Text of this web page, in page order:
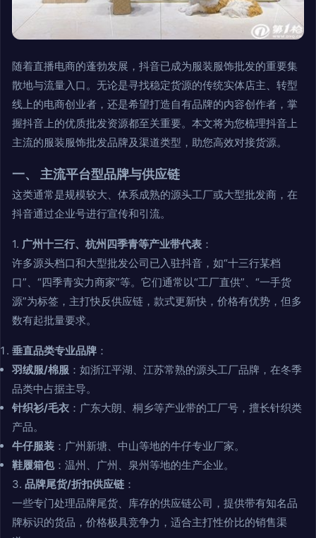
随着直播电商的蓬勃发展，抖音已成为服装服饰批发的重要集
散地与流量入口。无论是寻找稳定货源的传统实体店主、转型
线上的电商创业者，还是希望打造自有品牌的内容创作者，掌
握抖音上的优质批发资源都至关重要。本文将为您梳理抖音上
主流的服装服饰批发品牌及渠道类型，助您高效对接货源。
一、 主流平台型品牌与供应链
这类通常是规模较大、体系成熟的源头工厂或大型批发商，在
抖音通过企业号进行宣传和引流。
1. 广州十三行、杭州四季青等产业带代表 ：
许多源头档口和大型批发公司已入驻抖音，如“十三行某档
口”、“四季青实力商家”等。它们通常以“工厂直供”、“一手货
源”为标签，主打快反供应链，款式更新快，价格有优势，但多
数有起批量要求。
垂直品类专业品牌 ：
羽绒服/棉服 ：如浙江平湖、江苏常熟的源头工厂品牌，在冬季
品类中占据主导。
针织衫/毛衣 ：广东大朗、桐乡等产业带的工厂号，擅长针织类
产品。
牛仔服装 ：广州新塘、中山等地的牛仔专业厂家。
鞋履箱包：温州、广州、泉州等地的生产企业。
3. 品牌尾货/折扣供应链 ：
一些专门处理品牌尾货、库存的供应链公司，提供带有知名品
牌标识的货品，价格极具竞争力，适合主打性价比的销售渠